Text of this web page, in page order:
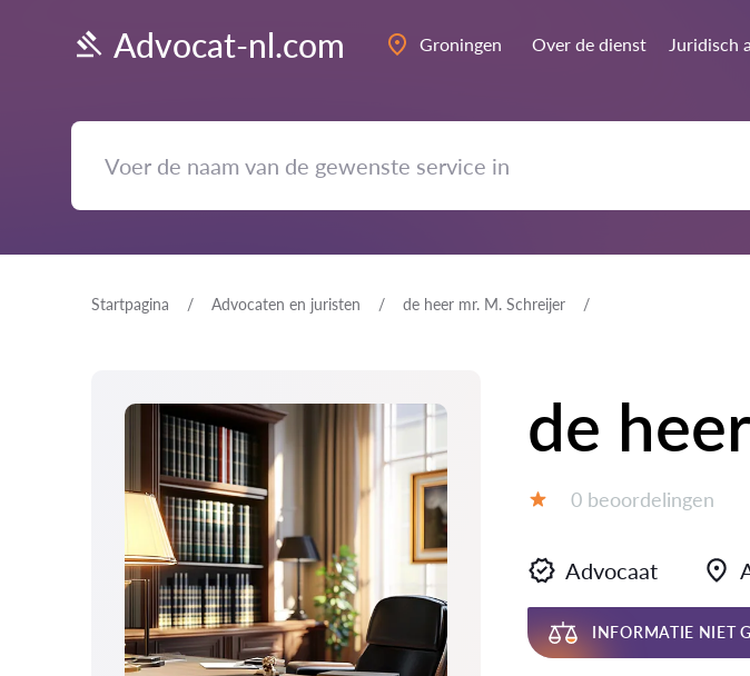
Advocat-nl.com Groningen Over de dienst Juridisch
Startpagina Advocaten en juristen de heer mr. M. Schreijer
de
Getuigenissen:
0 beoordelingen
Advocaat
INFORMATIE NIET